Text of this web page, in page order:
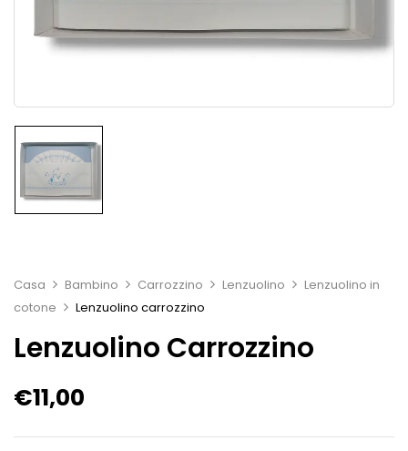
Casa Bambino Carrozzino Lenzuolino
Lenzuolino in
cotone
Lenzuolino carrozzino
Lenzuolino Carrozzino
€11,00